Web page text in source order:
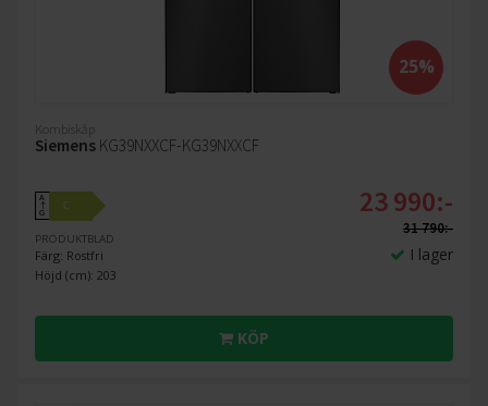
25%
Kombiskåp
Siemens KG39NXXCF-KG39NXXCF
A
↑
G
C
PRODUKTBLAD
Färg: Rostfri
Höjd (cm): 203
23 990:-
31 790:-
I lager
KÖP